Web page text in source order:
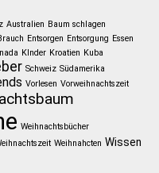
Australien Baum schlagen
Entsorgen Entsorgung Essen
KInder Kroatien Kuba
Schweiz Südamerika
Vorlesen Vorweihnachtszeit
Weihnachtsbücher
Weihnahcten Wissen